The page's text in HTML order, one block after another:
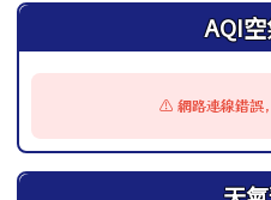
AQI
⚠️ 網路連線錯誤